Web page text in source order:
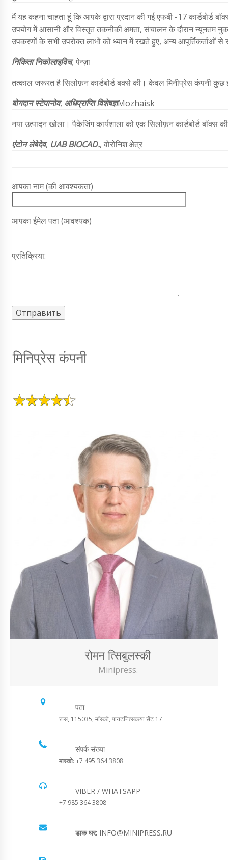
मैं यह कहना चाहता हूं कि आपके द्वारा प्रदान की गई एफबी -17
उपयोग में आसानी और विस्तृत तकनीकी क्षमता, संचालन के दौरान न्यूनतम
उपकरणों के सभी उपरोक्त लाभों को ध्यान में रखते हुए, अन्य
निकिता निकोलाइविच,पेन्ज़ा
तत्काल जरूरत है सिलोफ़न कार्डबोर्ड बक्से की। केवल मिनीप्रेस कंपनी कुछ
बोगदान स्टेपानोव, अधिप्राप्ति विशेषज्ञMozhaisk
नया उत्पादन खोला। पैकेजिंग कार्यशाला को एक सिलोफ़न कार्डबोर्ड
एंटोन लेबेदेव, UAB BIOCAD., वोरोनिश क्षेत्र
आपका नाम (की आवश्यकता)
आपका ईमेल पता (आवश्यक)
प्रतिक्रिया:
मिनिप्रेस कंपनी
रोमन त्सिबुलस्की
Minipress.
पता
रूस, 115035, मॉस्को, पायटनित्सकया सेंट 17
संपर्क संख्या
मास्को: +7 495 364 3808
VIBER / WHATSAPP
+7 985 364 3808
डाक घर: INFO@MINIPRESS.RU